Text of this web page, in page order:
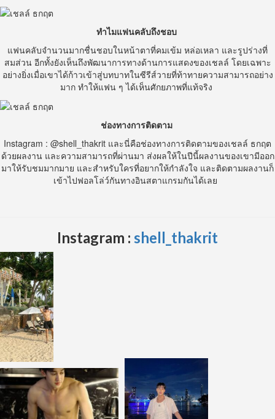
ทำไมแฟนคลับถึงชอบ
แฟนคลับจำนวนมากชื่นชอบในหน้าตาที่คมเข้ม หล่อเหลา และรูปร่างที่
สมส่วน อีกทั้งยังเห็นถึงพัฒนาการทางด้านการแสดงของเชลล์ โดยเฉพาะ
อย่างยิ่งเมื่อเขาได้ก้าวเข้าสู่บทบาทในซีรีส์วายที่ท้าทายความสามารถอย่าง
มาก ทำให้แฟน ๆ ได้เห็นศักยภาพที่แท้จริง
ช่องทางการติดตาม
Instagram : @shell_thakrit และนี่คือช่องทางการติดตามของเชลล์ ธกฤต
ด้วยผลงาน และความสามารถที่ผ่านมา ส่งผลให้ในปีนี้ผลงานของเขามีออก
มาให้รับชมมากมาย และสำหรับใครที่อยากให้กำลังใจ และติดตามผลงานก็
เข้าไปฟอลโล่ว์กันทางอินสตาแกรมกันได้เลย
Instagram : shell_thakrit